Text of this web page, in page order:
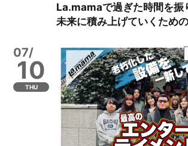
La.mamaで過ぎた時間を振
未来に積み上げていくため
07/
10
THU